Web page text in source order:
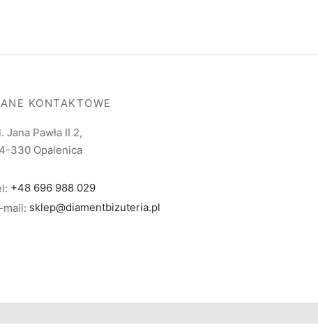
KONTAKTOWE
Jana Pawła II 2,
330 Opalenica
+48 696 988 029
mail: sklep@diamentbizuteria.pl